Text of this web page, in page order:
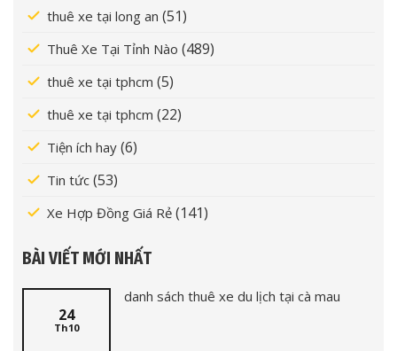
thuê xe tại long an (51)
Thuê Xe Tại Tỉnh Nào (489)
thuê xe tại tphcm (5)
thuê xe tại tphcm (22)
Tiện ích hay (6)
Tin tức (53)
Xe Hợp Đồng Giá Rẻ (141)
BÀI VIẾT MỚI NHẤT
24
Th10
danh sách thuê xe du lịch tại cà mau